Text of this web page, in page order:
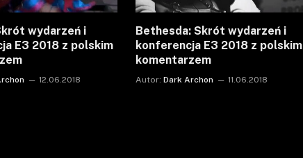
wydarzeń i
E3 2018 z polskim
12.06.2018
Bethesda: Skrót wydarzeń i
konferencja E3 2018 z polskim
komentarzem
Autor: Dark Archon 11.06.2018